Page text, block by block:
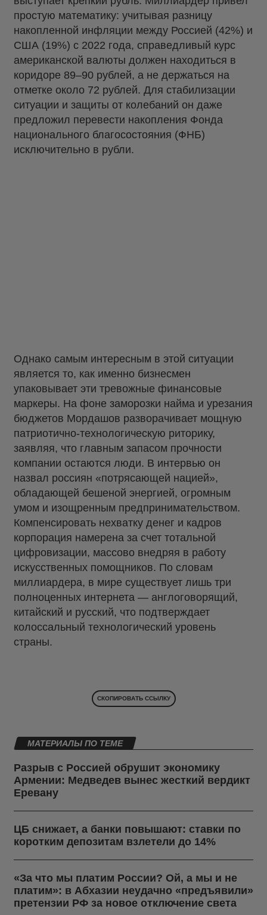
простую математику: учитывая разницу
накопленной инфляции между Россией (42%) и
США (19%) с 2022 года, справедливый курс
американской валюты должен находиться в
коридоре 89–90 рублей, а не держаться на
отметке около 72 рублей. Для стабилизации
ситуации и защиты от колебаний он даже
предложил перевести накопления Фонда
национального благосостояния (ФНБ)
исключительно в рубли.
Однако самым интересным в этой ситуации
является то, как именно бизнесмен
упаковывает эти тревожные финансовые
маркеры. На фоне заморозки найма и урезания
бюджетов Мордашов разворачивает мощную
патриотично-технологическую риторику,
заявляя, что главным запасом прочности
компании остаются люди. В интервью он
назвал россиян «потрясающей нацией»,
обладающей бешеной энергией, огромным
умом и изощренным предпринимательством.
Компенсировать нехватку денег и кадров
корпорация намерена за счет тотальной
цифровизации, массово внедряя в работу
искусственных помощников. По словам
миллиардера, в мире существует лишь три
полноценных интернета — англоговорящий,
китайский и русский, что подтверждает
колоссальный технологический уровень
страны.
СКОПИРОВАТЬ ССЫЛКУ
МАТЕРИАЛЫ ПО ТЕМЕ
Разрыв с Россией обрушит экономику
Армении: Медведев вынес жесткий вердикт
Еревану
ЦБ снижает, а банки повышают: ставки по
коротким депозитам взлетели до 14%
«За что мы платим России? Ой, а мы и не
платим»: в Абхазии неудачно «предъявили»
претензии РФ за новое отключение света